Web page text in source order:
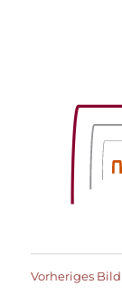
Vorheriges Bild